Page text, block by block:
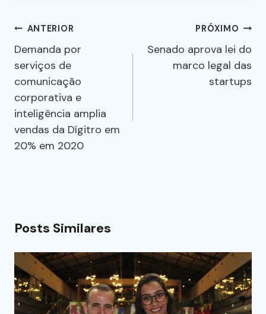
ANTERIOR
Demanda por
serviços de
comunicação
corporativa e
inteligência amplia
vendas da Dígitro em
20% em 2020
PRÓXIMO
Senado aprova lei do
marco legal das
startups
Posts Similares